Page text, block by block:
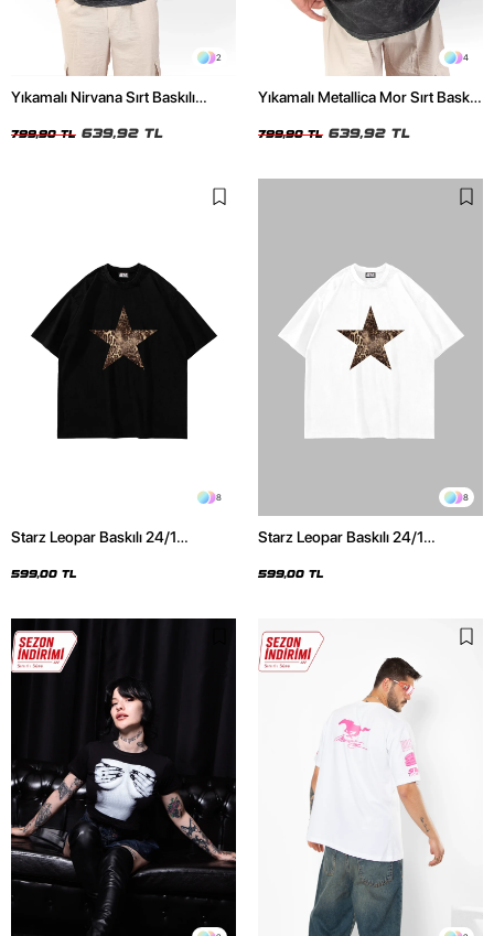
2
Yıkamalı Nirvana Sırt Baskılı
799,90 TL 639,92 TL
4
Yıkamalı Metallica Mor Sırt Baskılı
799,90 TL 639,92 TL
8
Starz Leopar Baskılı 24/1
599,00 TL
8
Starz Leopar Baskılı 24/1
599,00 TL